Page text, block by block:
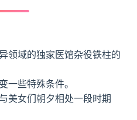
领域的独家医馆杂役铁柱的
一些特殊条件。
美女们朝夕相处一段时期